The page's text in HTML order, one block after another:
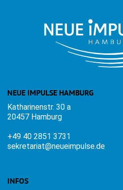
NEUE IMPULSE HAMBURG
Katharinenstr. 30 a
20457 Hamburg
+49 40 2851 3731
sekretariat@neueimpulse.de
INFOS